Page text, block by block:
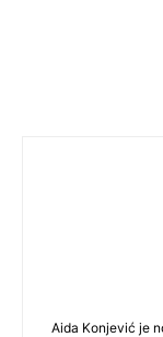
Aida Konjević je